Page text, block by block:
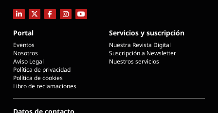
Portal
Eventos
Nosotros
Aviso Legal
Política de privacidad
Política de cookies
Libro de reclamaciones
Servicios y suscripción
Nuestra Revista Digital
Suscripción a Newsletter
Nuestros servicios